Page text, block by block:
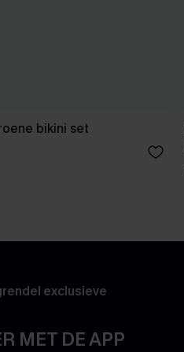
bikini set
exclusieve
MET DE APP